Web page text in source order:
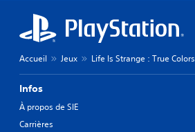
Accueil Jeux Life Is Strange : True Colors
Infos
À propos de SIE
Carrières